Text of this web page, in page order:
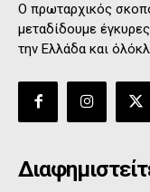
Ο πρωταρχικός
μεταδίδουμε
την Ελλάδα και